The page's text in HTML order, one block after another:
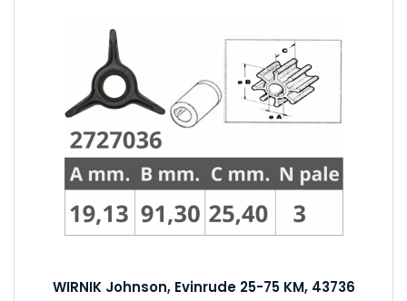
WIRNIK Johnson, Evinrude 25-75 KM, 43736